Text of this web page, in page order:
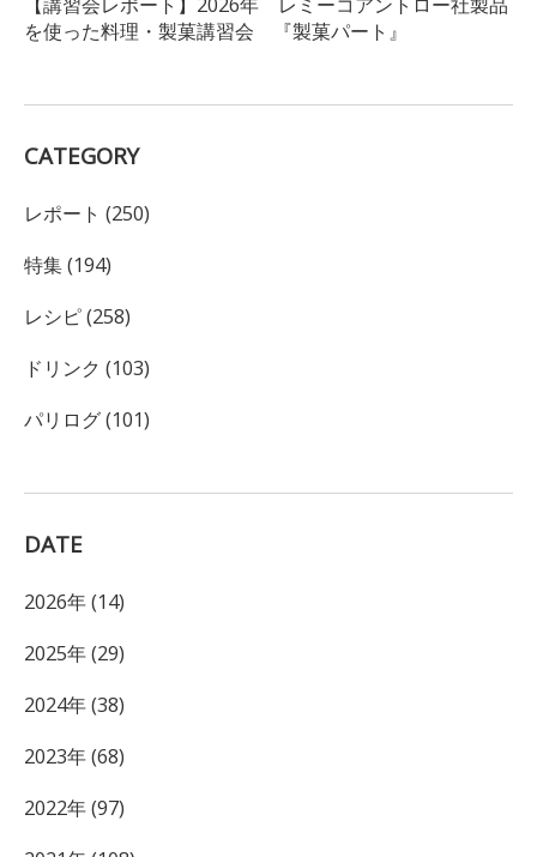
を使った料理・製菓講習会 『製菓パート』
CATEGORY
レポート (250)
特集 (194)
レシピ (258)
ドリンク (103)
パリログ (101)
DATE
2026年 (14)
2025年 (29)
2024年 (38)
2023年 (68)
2022年 (97)